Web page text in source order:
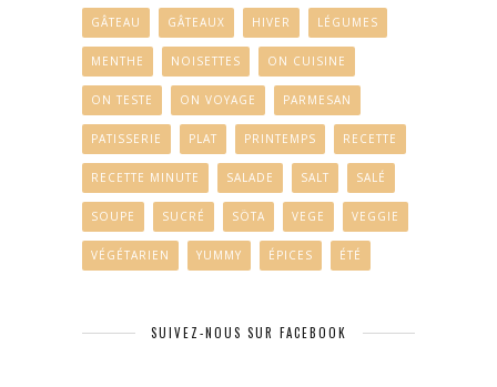
GÂTEAU GÂTEAUX HIVER LÉGUMES
MENTHE NOISETTES ON CUISINE
ON TESTE ON VOYAGE PARMESAN
PATISSERIE PLAT PRINTEMPS RECETTE
RECETTE MINUTE SALADE SALT SALÉ
SOUPE SUCRÉ SÖTA VEGE VEGGIE
VÉGÉTARIEN YUMMY ÉPICES ÉTÉ
SUIVEZ-NOUS SUR FACEBOOK